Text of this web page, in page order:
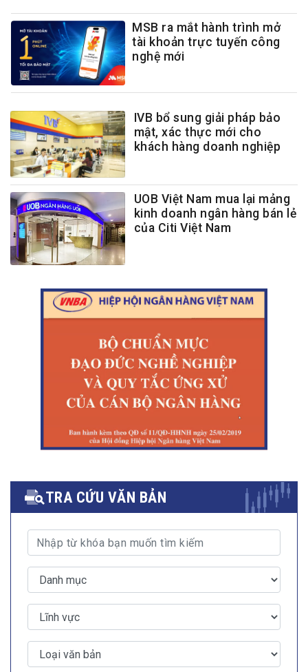
MSB ra mắt hành trình mở
tài khoản trực tuyến công
nghệ mới
IVB bổ sung giải pháp bảo
mật, xác thực mới cho
khách hàng doanh nghiệp
UOB Việt Nam mua lại mảng
kinh doanh ngân hàng bán lẻ
của Citi Việt Nam
TRA CỨU VĂN BẢN